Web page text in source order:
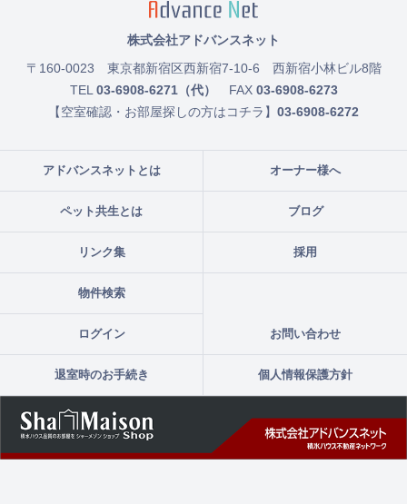
アドバンスネットとは オーナー様へ
ペット共生とは ブログ
リンク集 採用
物件検索
ログイン お問い合わせ
退室時のお手続き 個人情報保護方針
株式会社アドバンスネット
〒160-0023 東京都新宿区西新宿7-10-6 西新宿小林ビル8階
TEL 03-6908-6271（代） FAX 03-6908-6273
【空室確認・お部屋探しの方はコチラ】 03-6908-6272